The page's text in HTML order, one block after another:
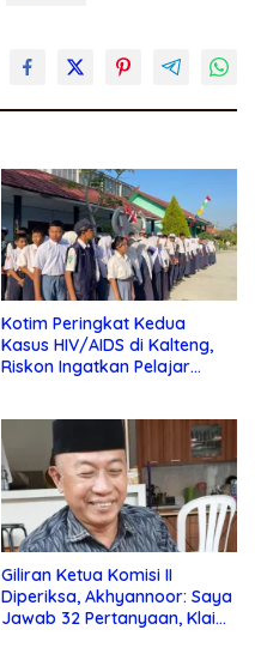
Kotim Peringkat Kedua
Kasus HIV/AIDS di Kalteng,
Riskon Ingatkan Pelajar
Giliran Ketua Komisi II
Diperiksa, Akhyannoor: Saya
Jawab 32 Pertanyaan, Klaim